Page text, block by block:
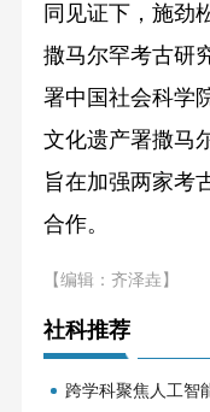
同见证下，施劲
撒马尔罕考古研
署中国社会科学
文化遗产署撒马
旨在加强两家考
合作。
【编辑：齐泽垚】
社科推荐
跨学科聚焦人工智